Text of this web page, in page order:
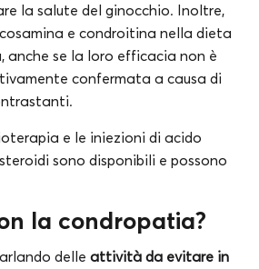
la salute del ginocchio. Inoltre,
e condroitina nella dieta
anche se la loro efficacia non è
confermata a causa di
e le iniezioni di acido
sono disponibili e possono
la condropatia?
delle attività da evitare in